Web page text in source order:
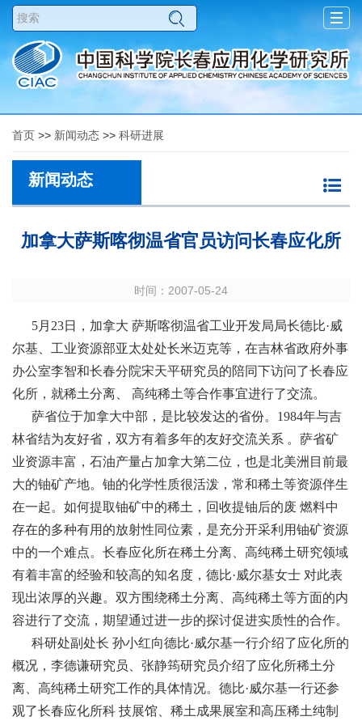
首页 >> 新闻动态 >> 科研进展
新闻动态
加拿大萨斯喀彻温省官员访问长春应化所
时间：2007-05-24
5月23日，加拿大 萨斯喀彻温省工业开发局局长德比·威
尔基、工业资源部亚太处处长米迈克等，在吉林省政府外事
办公室李智和长春分院宋天平研究员的陪同下访问了长春应
化所，就稀土分离、 高纯稀土等合作事宜进行了交流。
萨省位于加拿大中部，是比较发达的省份。1984年与吉
林省结为友好省，双方有着多年的友好交流关系 。萨省矿
业资源丰富，石油产量占加拿大第二位，也是北美洲目前最
大的铀矿产地。铀的化学性质很活泼，常和稀土等资源伴生
在一起。如何提取铀矿中的稀土，回收提铀后的废 燃料中
存在的多种有用的放射性同位素，是充分开采利用铀矿资源
中的一个难点。长春应化所在稀土分离、高纯稀土研究领域
有着丰富的经验和较高的知名度，德比·威尔基女士 对此表
现出浓厚的兴趣。双方围绕稀土分离、高纯稀土等方面的内
容进行了交流，期望通过进一步的探讨促进实质性的合作。
科研处副处长 孙小红向德比·威尔基一行介绍了应化所的
概况，李德谦研究员、张静筠研究员介绍了应化所稀土分
离、高纯稀土研究工作的具体情况。德比·威尔基一行还参
观了长春应化所科 技展馆、稀土成果展室和高压稀土纯制